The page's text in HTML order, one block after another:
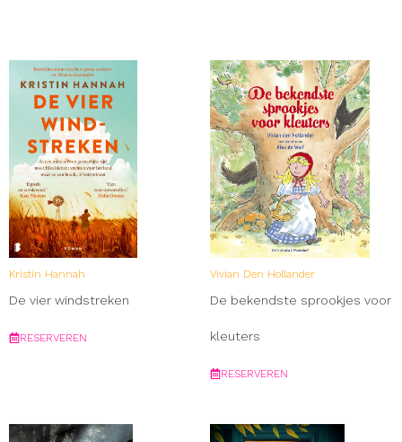
Kristin Hannah
De vier windstreken
RESERVEREN
Vivian Den Hollander
De bekendste sprookjes voor
kleuters
RESERVEREN